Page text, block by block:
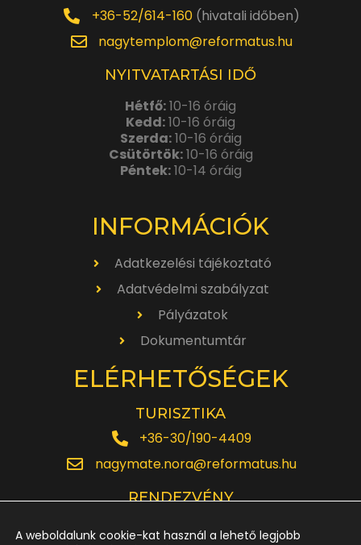
+36-52/614-160(hivatali időben)
nagytemplom@reformatus.hu
NYITVATARTÁSI IDŐ
Hétfő:10-16 óráig
Kedd:10-16 óráig
Szerda:10-16 óráig
Csütörtök:10-16 óráig
Péntek:10-14 óráig
INFORMÁCIÓK
Adatkezelési tájékoztató
Adatvédelmi szabályzat
Pályázatok
Dokumentumtár
ELÉRHETŐSÉGEK
TURISZTIKA
+36-30/190-4409
nagymate.nora@reformatus.hu
RENDEZVÉNY
A weboldalunk cookie-kat használ a lehető legjobb